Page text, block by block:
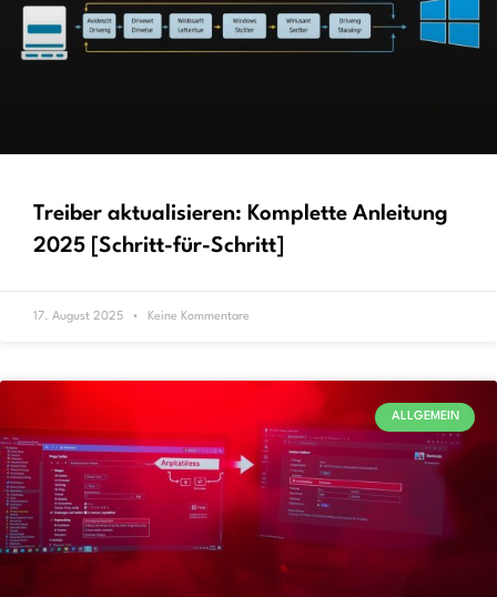
Treiber aktualisieren: Komplette Anleitung
2025 [Schritt-für-Schritt]
17. August 2025 Keine Kommentare
ALLGEMEIN